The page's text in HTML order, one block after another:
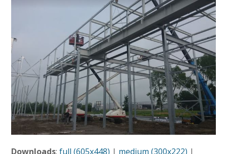
Downloads:full (605x448) | medium (300x222) |